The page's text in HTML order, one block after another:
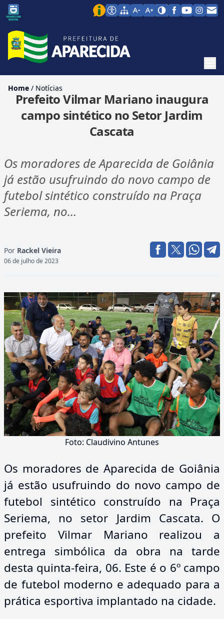
Home / Notícias
Prefeito Vilmar Mariano inaugura
campo sintético no Setor Jardim
Cascata
Os moradores de Aparecida de Goiânia
já estão usufruindo do novo campo de
futebol sintético construído na Praça
Seriema, no…
Por Rackel Vieira
06 de julho de 2023
Foto: Claudivino Antunes
Os moradores de Aparecida de Goiânia
já estão usufruindo do novo campo de
futebol sintético construído na Praça
Seriema, no setor Jardim Cascata. O
prefeito Vilmar Mariano realizou a
entrega simbólica da obra na tarde
desta quinta-feira, 06. Este é o 6º campo
de futebol moderno e adequado para a
prática esportiva implantado na cidade.